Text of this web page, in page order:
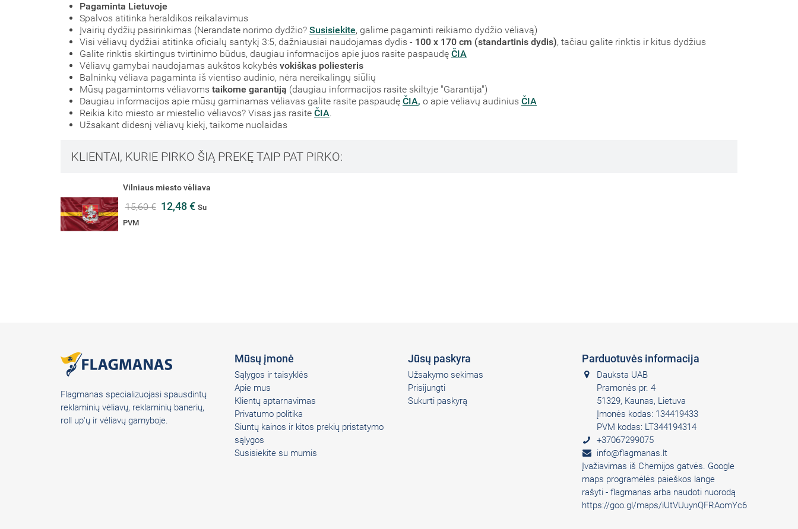
Pagaminta Lietuvoje
Spalvos atitinka heraldikos reikalavimus
Įvairių dydžių pasirinkimas (Nerandate norimo dydžio? Susisiekite, galime pagaminti reikiamo dydžio vėliavą)
Visi vėliavų dydžiai atitinka oficialų santykį 3:5, dažniausiai naudojamas dydis - 100 x 170 cm (standartinis dydis), tačiau galite rinktis ir kitus dydžius
Galite rinktis skirtingus tvirtinimo būdus, daugiau informacijos apie juos rasite paspaudę ČIA
Vėliavų gamybai naudojamas aukštos kokybės vokiškas poliesteris
Balninkų vėliava pagaminta iš vientiso audinio, nėra nereikalingų siūlių
Mūsų pagamintoms vėliavoms taikome garantiją (daugiau informacijos rasite skiltyje "Garantija")
Daugiau informacijos apie mūsų gaminamas vėliavas galite rasite paspaudę ČIA, o apie vėliavų audinius ČIA
Reikia kito miesto ar miestelio vėliavos? Visas jas rasite ČIA.
Užsakant didesnį vėliavų kiekį, taikome nuolaidas
KLIENTAI, KURIE PIRKO ŠIĄ PREKĘ TAIP PAT PIRKO:
Vilniaus miesto vėliava
15,60 € 12,48 € Su
PVM
Flagmanas specializuojasi spausdintų
reklaminių vėliavų, reklaminių banerių,
roll up'ų ir vėliavų gamyboje.
Mūsų įmonė
Sąlygos ir taisyklės
Apie mus
Klientų aptarnavimas
Privatumo politika
Siuntų kainos ir kitos prekių pristatymo
sąlygos
Susisiekite su mumis
Jūsų paskyra
Užsakymo sekimas
Prisijungti
Sukurti paskyrą
Parduotuvės informacija
Dauksta UAB
Pramonės pr. 4
51329, Kaunas, Lietuva
Įmonės kodas: 134419433
PVM kodas: LT344194314
+37067299075
info@flagmanas.lt
Įvažiavimas iš Chemijos gatvės. Google
maps programėlės paieškos lange
rašyti - flagmanas arba naudoti nuorodą
https://goo.gl/maps/iUtVUuynQFRAomYc6